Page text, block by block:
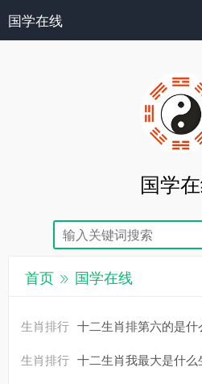
国学在线
国学
首页 国学在线
生肖排行 十二生肖排第六的是什么生
生肖排行 十二生肖我最大是什么生肖